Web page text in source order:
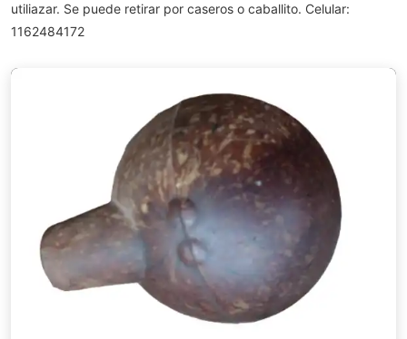
utiliazar. Se puede retirar por caseros o caballito. Celular:
1162484172